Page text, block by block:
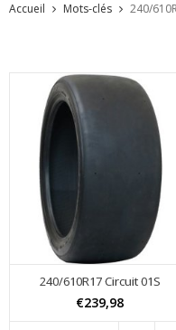
Accueil Mots-clés 240/
240/610R17 Circuit 01S
€239,98